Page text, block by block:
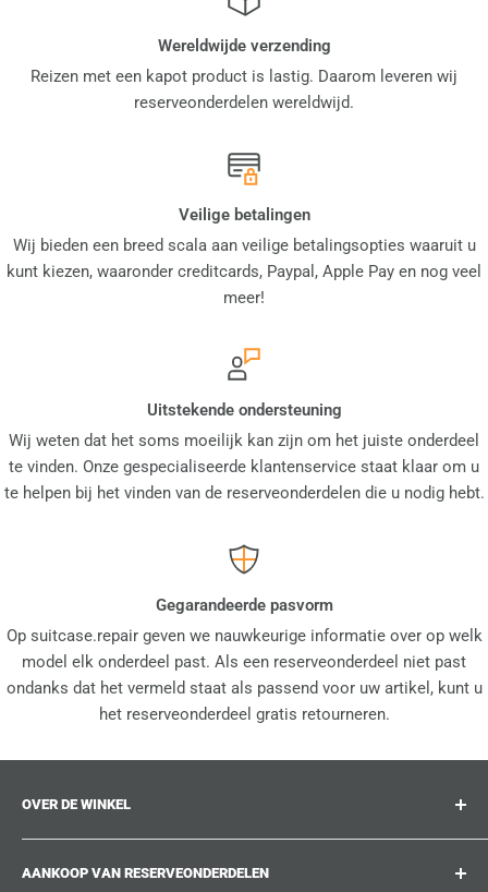
Wereldwijde verzending
Reizen met een kapot product is lastig. Daarom leveren wij
reserveonderdelen wereldwijd.
Veilige betalingen
Wij bieden een breed scala aan veilige betalingsopties waaruit u
kunt kiezen, waaronder creditcards, Paypal, Apple Pay en nog veel
meer!
Uitstekende ondersteuning
Wij weten dat het soms moeilijk kan zijn om het juiste onderdeel
te vinden. Onze gespecialiseerde klantenservice staat klaar om u
te helpen bij het vinden van de reserveonderdelen die u nodig hebt.
Gegarandeerde pasvorm
Op suitcase.repair geven we nauwkeurige informatie over op welk
model elk onderdeel past. Als een reserveonderdeel niet past
ondanks dat het vermeld staat als passend voor uw artikel, kunt u
het reserveonderdeel gratis retourneren.
OVER DE WINKEL
reserveonderdelen, accessoires en upgrades voor uw
AANKOOP VAN RESERVEONDERDELEN